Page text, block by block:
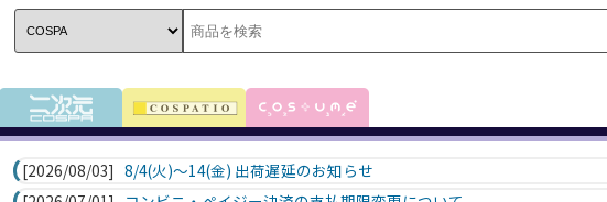
[2026/08/03] 8/4(火)～14(金) 出荷遅延のお知らせ